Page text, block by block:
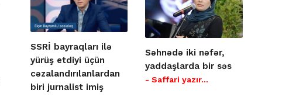
SSRİ bayraqları ilə
yürüş etdiyi üçün
cəzalandırılanlardan
biri jurnalist imiş
Səhnədə iki nəfər,
yaddaşlarda bir səs
- Saffari yazır…